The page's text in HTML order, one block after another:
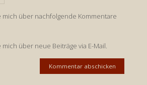
mich über nachfolgende Kommentare
über neue Beiträge via E-Mail.